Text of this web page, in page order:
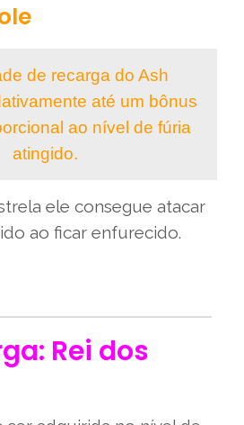
de recarga do Ash
até um bônus
ao nível de fúria
atingido.
ele consegue atacar
ao ficar enfurecido.
Rei dos